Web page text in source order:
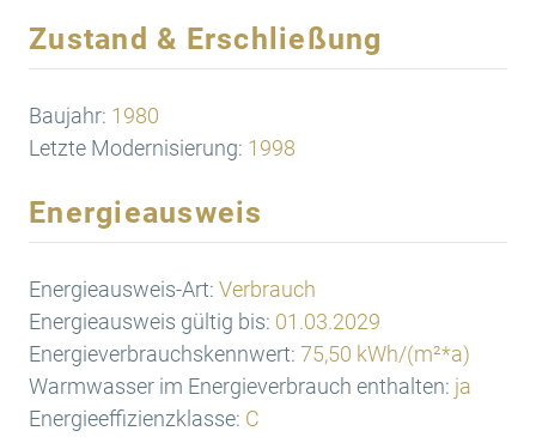
Zustand & Erschließung
Baujahr: 1980
Letzte Modernisierung: 1998
Energieausweis
Energieausweis-Art: Verbrauch
Energieausweis gültig bis: 01.03.2029
Energieverbrauchskennwert: 75,50 kWh/(m²*a)
Warmwasser im Energieverbrauch enthalten: ja
Energieeffizienzklasse: C